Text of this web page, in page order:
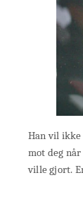
Han vil ikke
mot deg
ville gjort.